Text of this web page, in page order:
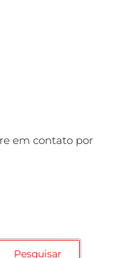
em contato por